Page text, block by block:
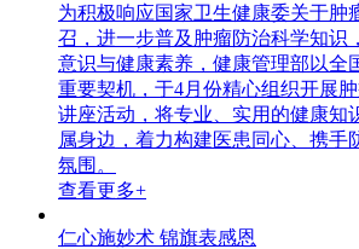
为积极响应国家卫生健康委关于肿
召，进一步普及肿瘤防治科学知识
意识与健康素养，健康管理部以全
重要契机，于4月份精心组织开展
讲座活动，将专业、实用的健康知
属身边，着力构建医患同心、携手
氛围。
查看更多+
仁心施妙术 锦旗表感恩